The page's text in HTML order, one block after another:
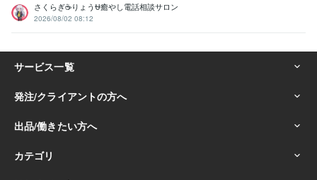
さくらぎ☕りょう⛎癒やし電話相談サロン
2026/08/02 08:12